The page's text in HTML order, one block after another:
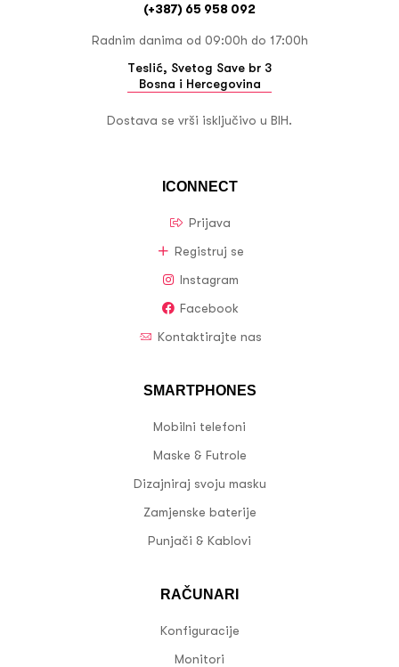
ICONNECT
Prijava
Registruj se
Instagram
Facebook
Kontaktirajte nas
SMARTPHONES
Mobilni telefoni
Maske & Futrole
Dizajniraj svoju masku
Zamjenske baterije
Punjači & Kablovi
RAČUNARI
Konfiguracije
Monitori
(+387) 65 958 092
Radnim danima od 09:00h do 17:00h
Teslić, Svetog Save br 3
Bosna i Hercegovina
Dostava se vrši isključivo u BIH.